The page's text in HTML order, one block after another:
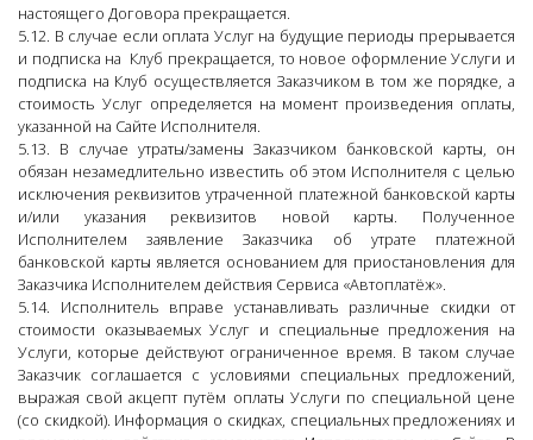
настоящего Договора прекращается.
5.12. В случае если оплата Услуг на будущие периоды прерывается
и подписка на Клуб прекращается, то новое оформление Услуги и
подписка на Клуб осуществляется Заказчиком в том же порядке, а
стоимость Услуг определяется на момент произведения оплаты,
указанной на Сайте Исполнителя.
5.13. В случае утраты/замены Заказчиком банковской карты, он
обязан незамедлительно известить об этом Исполнителя с целью
исключения реквизитов утраченной платежной банковской карты
и/или указания реквизитов новой карты. Полученное
Исполнителем заявление Заказчика об утрате платежной
банковской карты является основанием для приостановления для
Заказчика Исполнителем действия Сервиса «Автоплатёж».
5.14. Исполнитель вправе устанавливать различные скидки от
стоимости оказываемых Услуг и специальные предложения на
Услуги, которые действуют ограниченное время. В таком случае
Заказчик соглашается с условиями специальных предложений,
выражая свой акцепт путём оплаты Услуги по специальной цене
(со скидкой). Информация о скидках, специальных предложениях и